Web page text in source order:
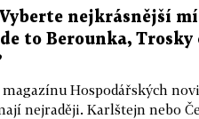
Vyberte nejkrásnější
to Berounka, Trosky
Hospodářských
nejraději. Karlštejn nebo